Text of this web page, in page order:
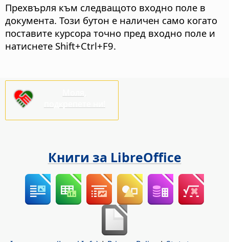
Прехвърля към следващото входно поле в
документа. Този бутон е наличен само когато
поставите курсора точно пред входно поле и
натиснете Shift+Ctrl+F9.
Книги за LibreOffice